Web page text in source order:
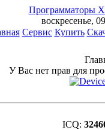
Программаторы
воскресенье,
Сервис Купить
У Вас нет прав для
ICQ: